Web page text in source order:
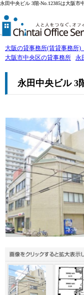
永田中央ビル 3階-No.12385は大阪
大阪の貸事務所(賃貸事務所)
大阪市中央区の貸事務所
永
永田中央ビル 3